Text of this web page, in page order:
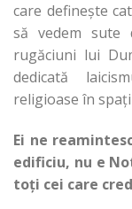
care definește
să vedem sute
rugăciuni lui
dedicată
religioase în
Ei ne
edificiu, nu e
toți cei care